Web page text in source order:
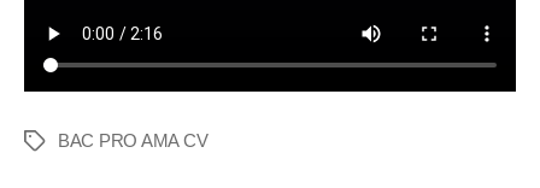
BAC PRO AMA CV